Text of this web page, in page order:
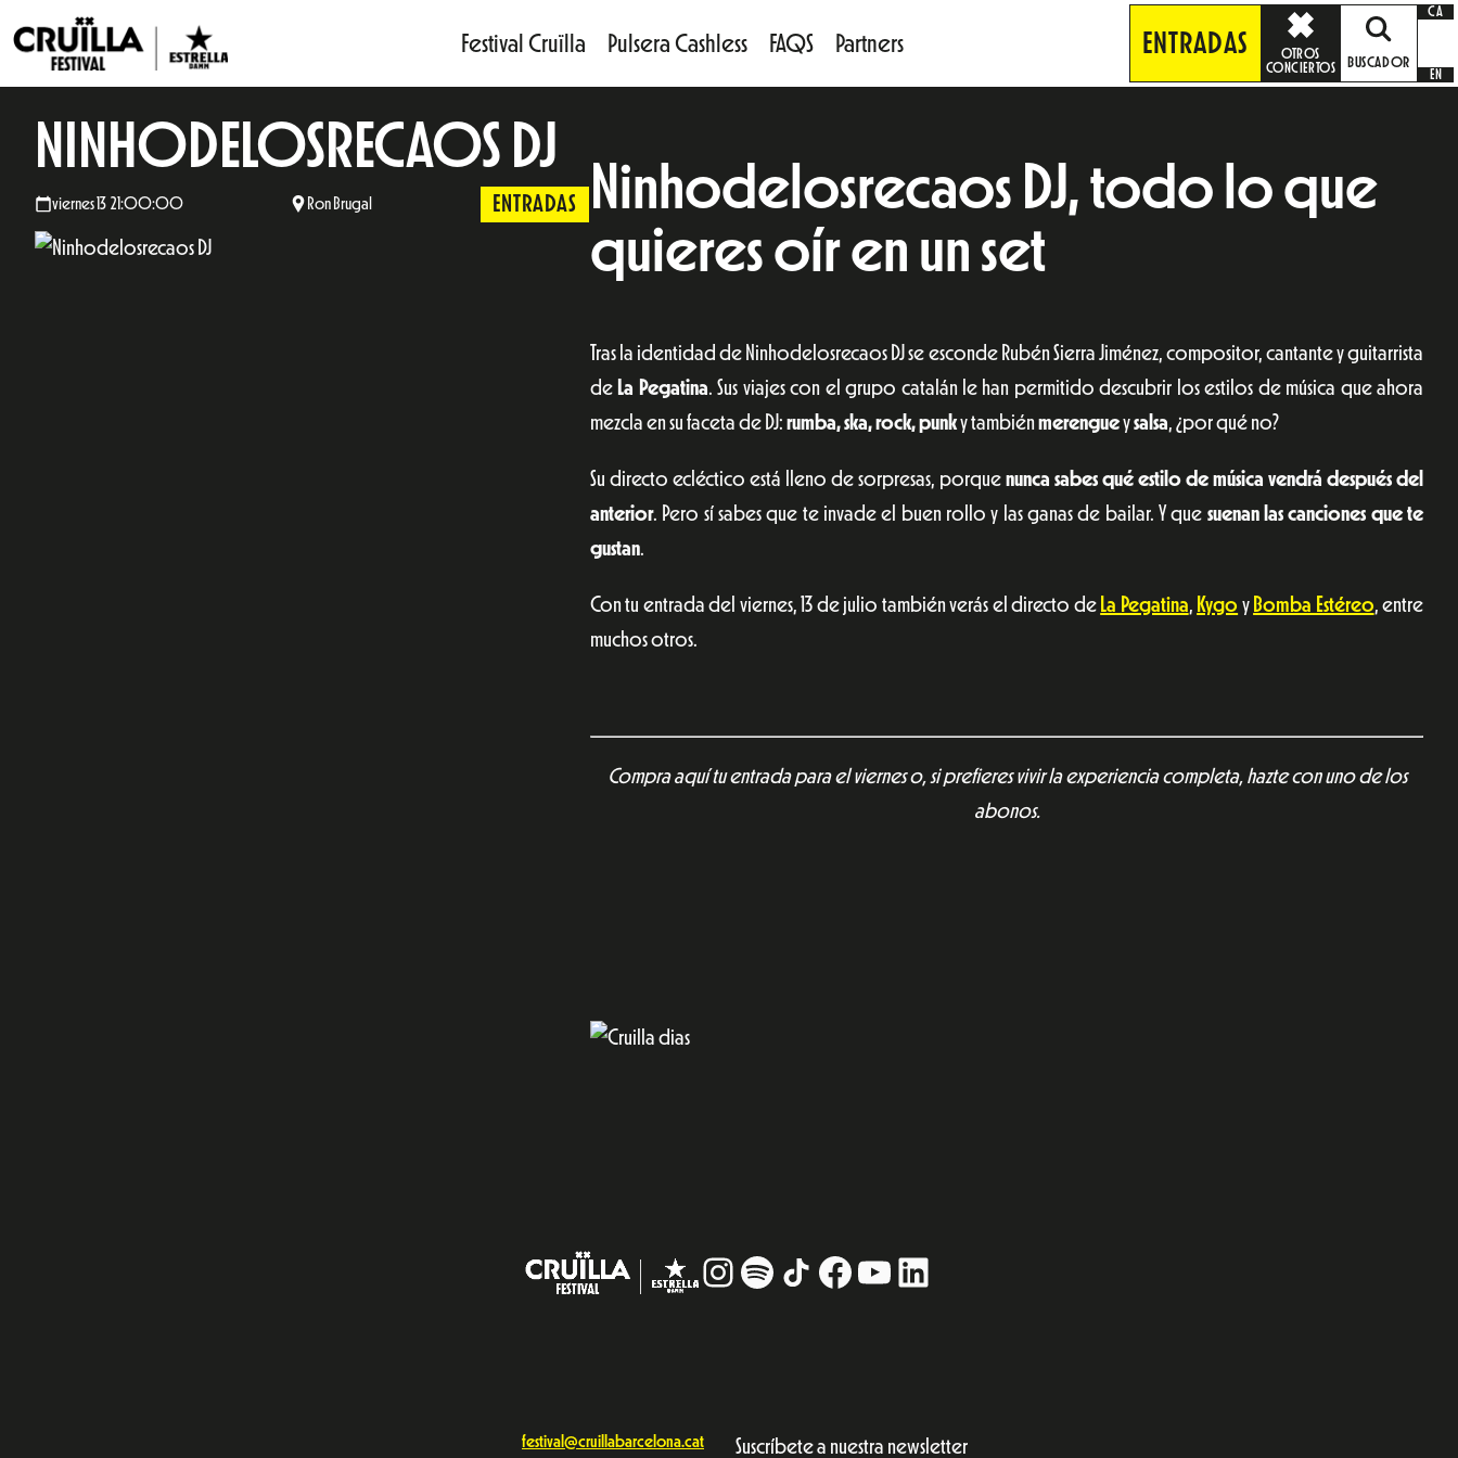
Festival Cruïlla Pulsera Cashless FAQS Partners ENTRADAS
OTROS
CONCIERTOS
BUSCADOR
CA
EN
NINHODELOSRECAOS DJ
viernes 13 21:00:00 Ron Brugal ENTRADAS
Ninhodelosrecaos DJ, todo lo que
quieres oír en un set
Tras la identidad de Ninhodelosrecaos DJ se esconde Rubén Sierra Jiménez, compositor, cantante y guitarrista
de La Pegatina. Sus viajes con el grupo catalán le han permitido descubrir los estilos de música que ahora
mezcla en su faceta de DJ: rumba, ska, rock, punky tambiénmerengueysalsa, ¿por qué no?
Su directo ecléctico está lleno de sorpresas, porque nunca sabes qué estilo de música vendrá después del
anterior. Pero sí sabes que te invade el buen rollo y las ganas de bailar. Y que suenan las canciones que te
gustan.
Con tu entrada del viernes, 13 de julio también verás el directo de La Pegatina, Kygo y Bomba Estéreo, entre
muchos otros.
Compra aquí tu entrada para el viernes o, si prefieres vivir la experiencia completa, hazte con uno de los
abonos.
Instagram
# TikTokFacebook
YouTube
LinkedIn
festival@cruillabarcelona.cat Suscríbete a nuestra newsletter